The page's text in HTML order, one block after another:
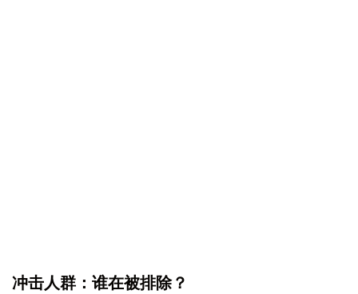
冲击人群：谁在被排除？